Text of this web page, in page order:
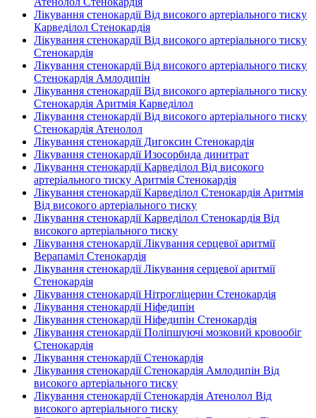
Лікування стенокардії Від високого артеріального тиску
Карведілол Стенокардія
Лікування стенокардії Від високого артеріального тиску
Стенокардія
Лікування стенокардії Від високого артеріального тиску
Стенокардія Амлодипін
Лікування стенокардії Від високого артеріального тиску
Стенокардія Аритмія Карведілол
Лікування стенокардії Від високого артеріального тиску
Стенокардія Атенолол
Лікування стенокардії Дигоксин Стенокардія
Лікування стенокардії Изосорбида динитрат
Лікування стенокардії Карведілол Від високого
артеріального тиску Аритмія Стенокардія
Лікування стенокардії Карведілол Стенокардія Аритмія
Від високого артеріального тиску
Лікування стенокардії Карведілол Стенокардія Від
високого артеріального тиску
Лікування стенокардії Лікування серцевої аритмії
Верапаміл Стенокардія
Лікування стенокардії Лікування серцевої аритмії
Стенокардія
Лікування стенокардії Нітрогліцерин Стенокардія
Лікування стенокардії Ніфедипін
Лікування стенокардії Ніфедипін Стенокардія
Лікування стенокардії Поліпшуючі мозковий кровообіг
Стенокардія
Лікування стенокардії Стенокардія
Лікування стенокардії Стенокардія Амлодипін Від
високого артеріального тиску
Лікування стенокардії Стенокардія Атенолол Від
високого артеріального тиску